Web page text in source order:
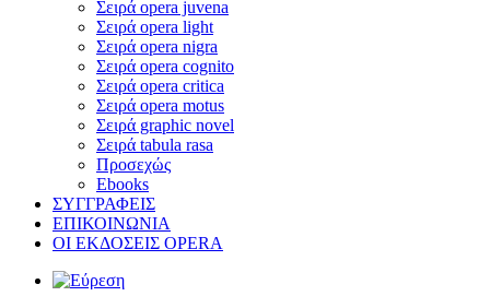
Σειρά opera juvena
Σειρά opera light
Σειρά opera nigra
Σειρά opera cognito
Σειρά opera critica
Σειρά opera motus
Σειρά graphic novel
Σειρά tabula rasa
Προσεχώς
Ebooks
ΣΥΓΓΡΑΦΕΙΣ
ΕΠΙΚΟΙΝΩΝΙΑ
ΟΙ ΕΚΔΟΣΕΙΣ OPERA